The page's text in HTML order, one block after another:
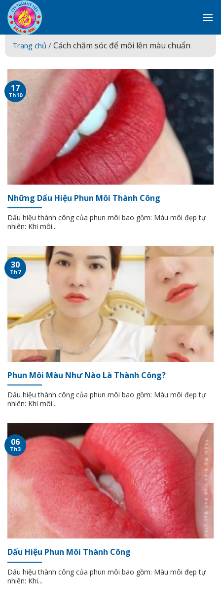
Skip
to
content
Trang chủ / Cách chăm sóc để môi lên màu chuẩn
Những Dấu Hiệu Phun Môi Thành Công
Dấu hiệu thành công của phun môi bao gồm: Màu môi đẹp tự
nhiên: Khi môi...
17
Th10
Phun Môi Màu Như Nào Là Thành Công?
Dấu hiệu thành công của phun môi bao gồm: Màu môi đẹp tự
nhiên: Khi môi...
30
Th7
Dấu Hiệu Phun Môi Thành Công
Dấu hiệu thành công của phun môi bao gồm: Màu môi đẹp tự
nhiên: Khi...
06
Th3